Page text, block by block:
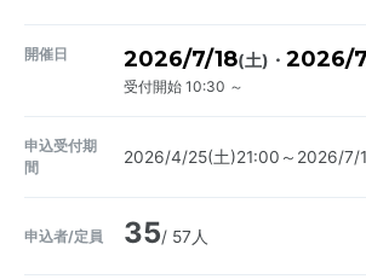
開催日 2026/7/18(土) ・ 2026/
受付開始 10:30 ～
申込受付期
間
2026/4/25(土)21:00～2026/7/
申込者/定員 35/ 57人